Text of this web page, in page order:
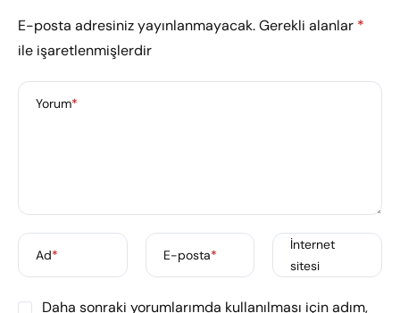
E-posta adresiniz yayınlanmayacak.Gerekli alanlar *
ile işaretlenmişlerdir
Yorum*
Ad* E-posta*
İnternet
sitesi
Daha sonraki yorumlarımda kullanılması için adım,